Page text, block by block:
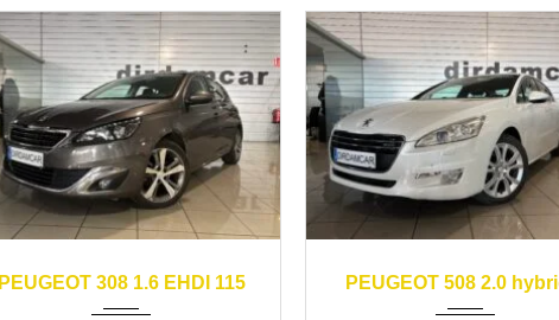
PEUGEOT 308 1.6 EHDI 115
120000
PEUGEOT 508 2.0